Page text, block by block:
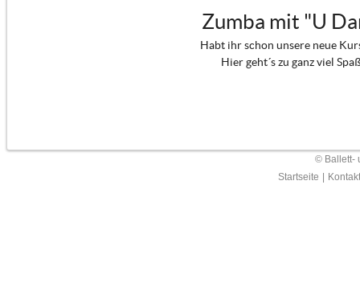
Zumba mit "U
Habt ihr schon unsere neue
Hier geht´s zu ganz viel
© Ballett-
Startseite
Kontakt